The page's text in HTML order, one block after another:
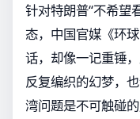
针对特朗普“不希望
态，中国官媒《环
话，却像一记重锤
反复编织的幻梦，
湾问题是不可触碰